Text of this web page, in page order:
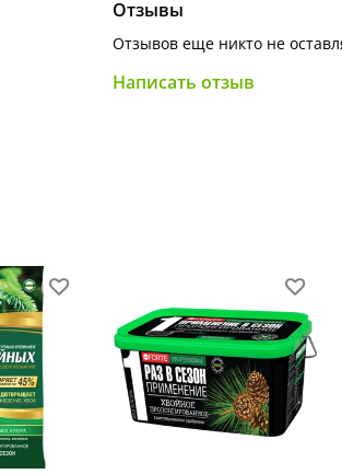
освещенности
Засухоустойчивость
укрытии от весеннего
Отзывы
Отзывов еще никто не
Написать отзыв